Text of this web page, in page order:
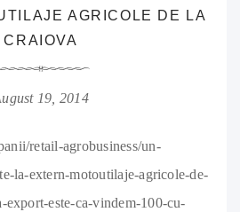
AGRICOLE DE LA
CRAIOVA
19, 2014
retail-agrobusiness/un-
la-extern-motoutilaje-agricole-de-
export-este-ca-vindem-100-cu-